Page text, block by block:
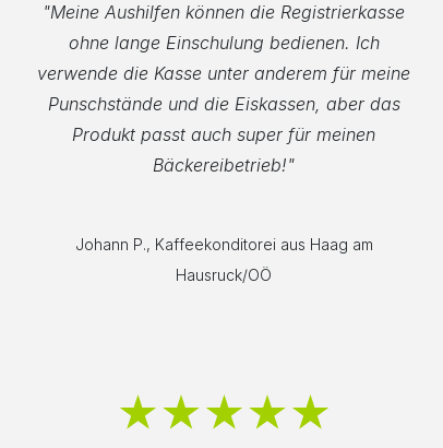
"Meine Aushilfen können die Registrierkasse
ohne lange Einschulung bedienen. Ich
verwende die Kasse unter anderem für meine
Punschstände und die Eiskassen, aber das
Produkt passt auch super für meinen
Bäckereibetrieb!"
Johann P., Kaffeekonditorei aus Haag am
Hausruck/OÖ